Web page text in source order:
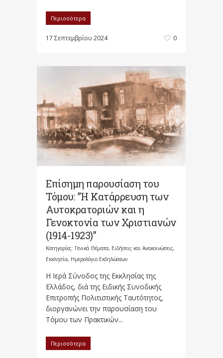
Περισσότερα
17 Σεπτεμβρίου 2024 0
Επίσημη παρουσίαση του
Τόμου: ”Η Κατάρρευση των
Αυτοκρατοριών και η
Γενοκτονία των Χριστιανών
(1914-1923)”
Κατηγορίες: Γενικά Θέματα, Ειδήσεις και Ανακοινώσεις,
Εκκλησία, Ημερολόγιο Εκδηλώσεων
Η Ιερά Σύνοδος της Εκκλησίας της
Ελλάδος, διά της Ειδικής Συνοδικής
Επιτροπής Πολιτιστικής Ταυτότητος,
διοργανώνει την παρουσίαση του
Τόμου των Πρακτικών...
Περισσότερα